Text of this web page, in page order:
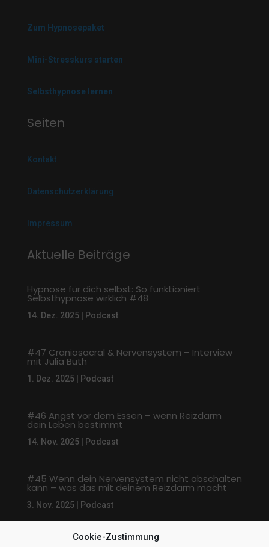
Cookie-Zustimmung
Zum Hypnosepaket
Mini-Stresskurs starten
Selbsthypnose lernen
Seiten
Kontakt
Datenschutzerklärung
Impressum
Aktuelle Beiträge
Hypnose für dich selbst: So funktioniert
Selbsthypnose wirklich #48
14. Dez. 2025| Podcast
#47 Craniosacral & Nervensystem – Interview
mit Julia Buth
1. Dez. 2025| Podcast
#46 Angst vor dem Essen – wenn Reizdarm
dein Leben bestimmt
14. Nov. 2025| Podcast
#45 Wenn dein Nervensystem nicht abschalten
kann – was das mit deinem Reizdarm macht
3. Nov. 2025| Podcast